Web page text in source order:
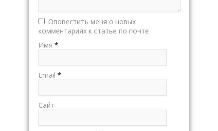
Оповестить меня о новых
комментариях к статье по почте
Имя *
Email *
Сайт